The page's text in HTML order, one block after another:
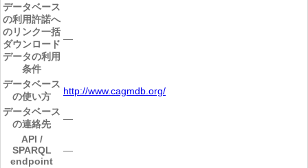
データベース
の利用許諾へ
のリンク一括
ダウンロード
データの利用
条件
―
データベース
の使い方
http://www.cagmdb.org/
データベース
の連絡先
―
API /
SPARQL
endpoint
―